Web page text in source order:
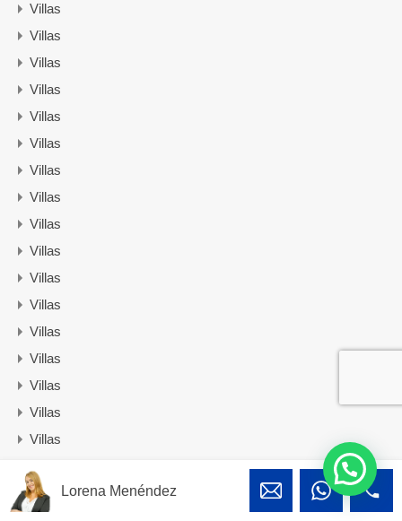
Villas
Villas
Villas
Villas
Villas
Villas
Villas
Villas
Villas
Villas
Villas
Villas
Villas
Villas
Villas
Villas
Villas
Villas
Lorena Menéndez